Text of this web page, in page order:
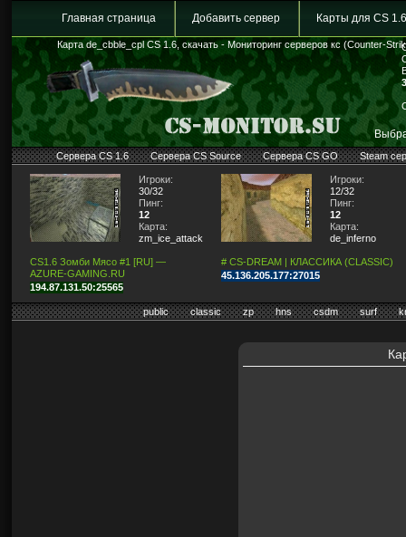
Главная страница Добавить сервер Карты для CS 1.6
Карта de_cbble_cpl CS 1.6, скачать - Мониторинг серверов кс (Counter-
Сервера CS 1.6 Сервера CS Source Сервера CS GO Steam
Игроки:
30/32
Пинг:
12
Карта:
zm_ice_attack
CS1.6 Зомби Мясо #1 [RU] —
AZURE-GAMING.RU
194.87.131.50:25565
Игроки:
12/32
Пинг:
12
Карта:
de_inferno
# CS-DREAM | КЛАССИКА (CLASSIC)
45.136.205.177:27015
public classic zp hns csdm surf